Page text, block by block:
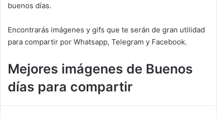
buenos días.
Encontrarás imágenes y gifs que te serán de gran utilidad
para compartir por Whatsapp, Telegram y Facebook.
Mejores imágenes de Buenos
días para compartir